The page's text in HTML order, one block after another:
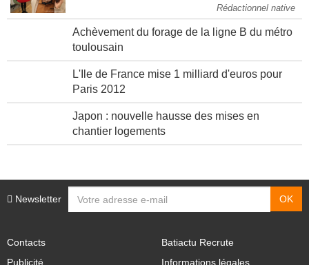
Rédactionnel native
Achèvement du forage de la ligne B du métro
toulousain
L'Ile de France mise 1 milliard d'euros pour
Paris 2012
Japon : nouvelle hausse des mises en
chantier logements
Newsletter
Contacts
Publicité
Batiactu Recrute
Informations légales